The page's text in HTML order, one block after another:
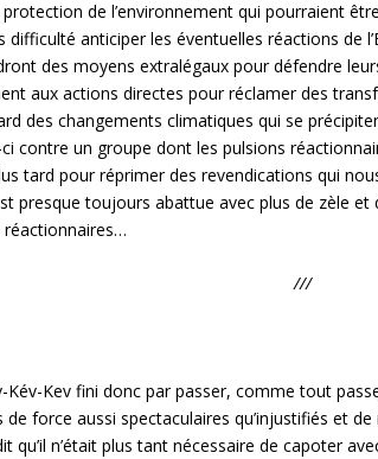
de l’environnement qui pourraient
difficulté anticiper les éventuelles réactions de
des moyens extralégaux pour défendre
aux actions directes pour réclamer des
des changements climatiques qui se
contre un groupe dont les pulsions
tard pour réprimer des revendications qui
presque toujours abattue avec plus de zèle
///
Kév-Kev fini donc par passer, comme tout
de force aussi spectaculaires qu’injustifiés et
qu’il n’était plus tant nécessaire de capoter